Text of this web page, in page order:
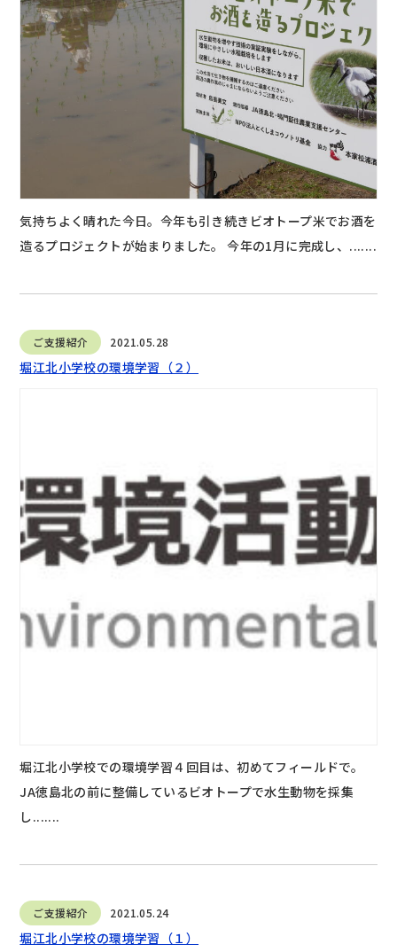
気持ちよく晴れた今日。今年も引き続きビオトープ米でお酒を
造るプロジェクトが始まりました。 今年の1月に完成し、.......
ご支援紹介 2021.05.28
堀江北小学校の環境学習（２）
堀江北小学校での環境学習４回目は、初めてフィールドで。
JA徳島北の前に整備しているビオトープで水生動物を採集
し.......
ご支援紹介 2021.05.24
堀江北小学校の環境学習（１）